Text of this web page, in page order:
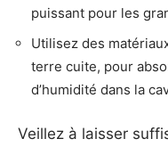
puissant pour les
Utilisez des
terre cuite, pour
d’humidité dans la
Veillez à laisser